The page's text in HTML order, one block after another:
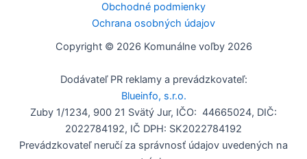
Obchodné podmienky
Ochrana osobných údajov
Copyright © 2026 Komunálne voľby 2026
Dodávateľ PR reklamy a prevádzkovateľ:
Blueinfo, s.r.o.
Zuby 1/1234, 900 21 Svätý Jur, IČO: 44665024, DIČ:
2022784192, IČ DPH: SK2022784192
Prevádzkovateľ neručí za správnosť údajov uvedených na